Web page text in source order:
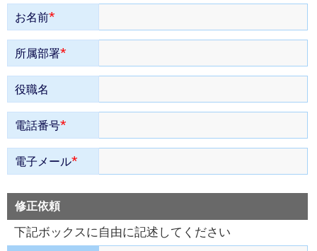
お名前*
所属部署*
役職名
電話番号*
電子メール*
修正依頼
下記ボックスに自由に記述してください